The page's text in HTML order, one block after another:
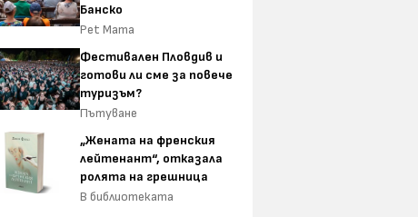
Банско
Pet Mama
Фестивален Пловдив и
готови ли сме за повече
туризъм?
Пътуване
„Жената на френския
лейтенант“, отказала
ролята на грешница
В библиотеката